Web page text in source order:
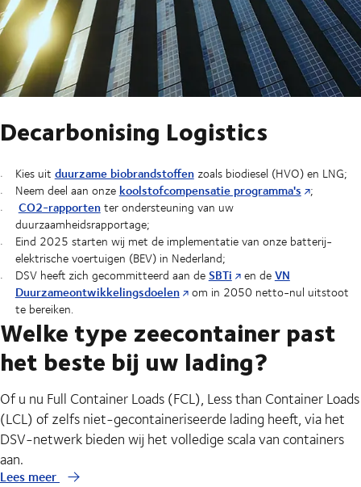
Decarbonising Logistics
Kies uit duurzame biobrandstoffenzoals biodiesel (HVO) en LNG;
Neem deel aan onze koolstofcompensatie programma's ;
CO2-rapportenter ondersteuning van uw
duurzaamheidsrapportage;
Eind 2025 starten wij met de implementatie van onze batterij-
elektrische voertuigen (BEV) in Nederland;
DSV heeft zich gecommitteerd aan deSBTi en deVN
Duurzameontwikkelingsdoelen om in 2050 netto-nul uitstoot
te bereiken.
Welke type zeecontainer past
het beste bij uw lading?
Of u nu Full Container Loads (FCL), Less than Container Loads
(LCL) of zelfs niet-gecontaineriseerde lading heeft, via het
DSV-netwerk bieden wij het volledige scala van containers
aan.
Lees meer